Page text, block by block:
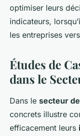
optimiser leurs
indicateurs,
les entreprises
Études de
dans le
Dans le secteur
concrets illustre
efficacement leurs